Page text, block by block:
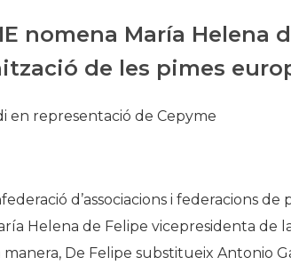
nomena María Helena
de les pimes
en representació de Cepyme
d’associacions i federacions de
Helena de Felipe vicepresidenta de
De Felipe substitueix Antonio